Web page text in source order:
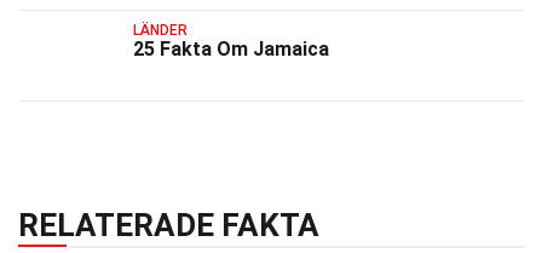
LÄNDER
25 Fakta Om Jamaica
RELATERADE FAKTA